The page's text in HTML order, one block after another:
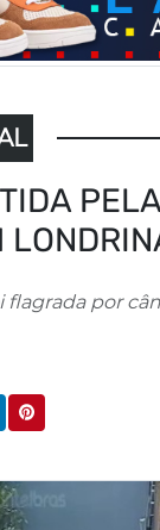
flagrada por